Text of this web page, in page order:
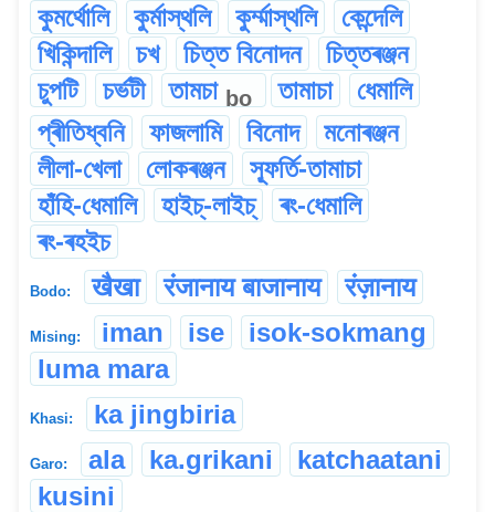
কুমৰ্থোলি
কুৰ্মাস্থলি কুৰ্ম্মাস্থলি
কেন্দেলি
খিকিন্দালি
চখ চিত্ত বিনোদন
চিত্তৰঞ্জন
চুপটি
চৰ্ভটী তামচা bo তামাচা
ধেমালি
প্ৰীতিধ্বনি
ফাজলামি বিনোদ
মনোৰঞ্জন
লীলা-খেলা
লোকৰঞ্জন
স্ফূৰ্তি-তামাচা
হাঁহি-ধেমালি
হাইচ্-লাইচ্
ৰং-ধেমালি
ৰং-ৰহইচ
Bodo: खैखा रंजानाय बाजानाय रंज़ानाय
Mising: iman ise
isok-sokmang
luma mara
Khasi: ka jingbiria
Garo: ala ka.grikani
katchaatani
kusini